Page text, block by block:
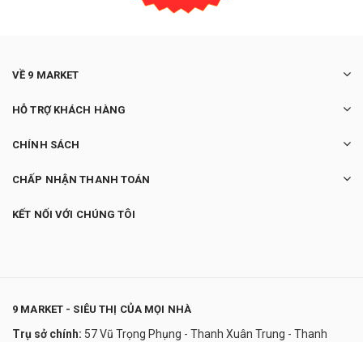
VỀ 9 MARKET
HỖ TRỢ KHÁCH HÀNG
CHÍNH SÁCH
CHẤP NHẬN THANH TOÁN
KẾT NỐI VỚI CHÚNG TÔI
9 MARKET - SIÊU THỊ CỦA MỌI NHÀ
Trụ sở chính: 57 Vũ Trọng Phụng - Thanh Xuân Trung - Thanh